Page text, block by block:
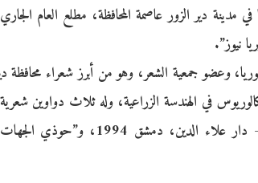
مدينة دير الزور عاصمة المحافظة، مطلع العام
نيوز”.
وعضو جمعية الشعر، وهو من أبرز شعراء محافظة
على شهادة بكالوريوس في الهندسة الزراعية، وله ثلاث دواوين
أولها “رماد السيرة” 1993. ثم “وردة الفيحة” – دار علاء الدين، دمشق 1994،